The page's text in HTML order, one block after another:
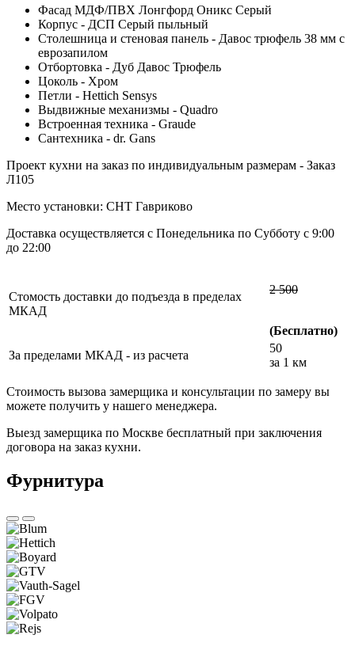
Фасад МДФ/ПВХ Лонгфорд Оникс Серый
Корпус - ДСП Серый пыльный
Столешница и стеновая панель - Давос трюфель 38 мм с
еврозапилом
Отбортовка - Дуб Давос Трюфель
Цоколь - Хром
Петли - Hettich Sensys
Выдвижные механизмы - Quadro
Встроенная техника - Graude
Сантехника - dr. Gans
Проект кухни на заказ по индивидуальным размерам - Заказ
Л105
Место установки: СНТ Гавриково
Доставка осуществляется с Понедельника по Субботу с 9:00
до 22:00
Стомость доставки до подъезда в пределах
МКАД
2 500
(Бесплатно)
За пределами МКАД - из расчета
50
за 1 км
Стоимость вызова замерщика и консультации по замеру вы
можете получить у нашего менеджера.
Выезд замерщика по Москве бесплатный при заключения
договора на заказ кухни.
Фурнитура